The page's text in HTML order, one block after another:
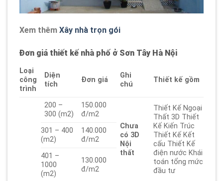
Xem thêm Xây nhà trọn gói
Đơn giá thiết kế nhà phố ở Sơn Tây Hà Nội
Loại
công
trình
Diện
tích
Đơn giá
Ghi
chú
Thiết kế gồm
200 –
300 (m2)
150.000
đ/m2
Chưa
có 3D
Nội
thất
Thiết Kế Ngoại
Thất 3D Thiết
Kế Kiến Trúc
Thiết Kế Kết
cấu Thiết Kế
điện nước Khái
toán tổng mức
đầu tư
301 – 400
(m2)
140.000
đ/m2
401 –
1000
(m2)
130.000
đ/m2